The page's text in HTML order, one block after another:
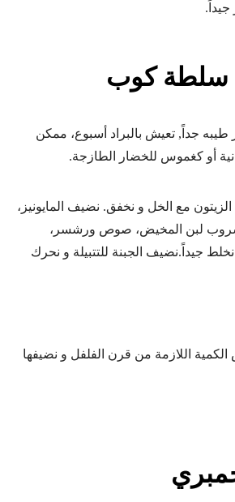
سلطة كوب
طيبه جداً, تعيش بالبراد أسبوع، ممكن
أو كغموس للخضار الطازجة.
مع الخل و نخفق. نضيف المايونيز،
لبن المخيض، صوص ورشسر،
جيداً.نضيف الجبنة للتتبيلة و نحرك
اللازمة من قرن الفلفل و نضيفها